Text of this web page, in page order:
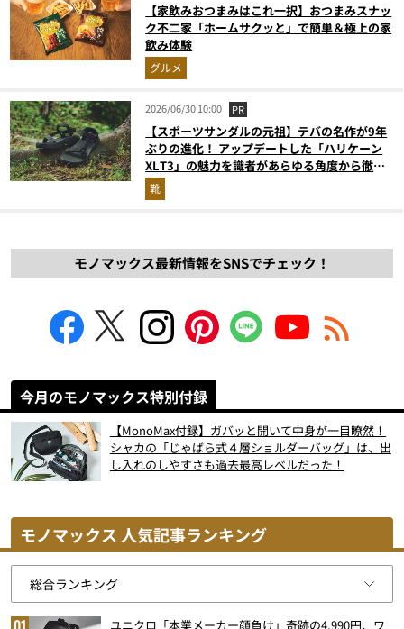
【家飲みおつまみはこれ一択】おつまみスナッ
ク不二家「ホームサクッと」で簡単＆極上の家
飲み体験
グルメ
2026/06/30 10:00 PR
【スポーツサンダルの元祖】テバの名作が9年
ぶりの進化！ アップデートした「ハリケーン
XLT3」の魅力を識者があらゆる角度から徹底
解説！
靴
モノマックス最新情報をSNSでチェック！
今月のモノマックス特別付録
【MonoMax付録】ガバッと開いて中身が一目瞭然！
シャカの「じゃばら式４層ショルダーバッグ」は、出
し入れのしやすさも過去最高レベルだった！
モノマックス 人気記事ランキング
ユニクロ「本業メーカー顔負け」奇跡の4,990円、ワ